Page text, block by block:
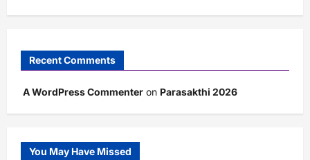
Recent Comments
A WordPress Commenter on Parasakthi 2026
You May Have Missed